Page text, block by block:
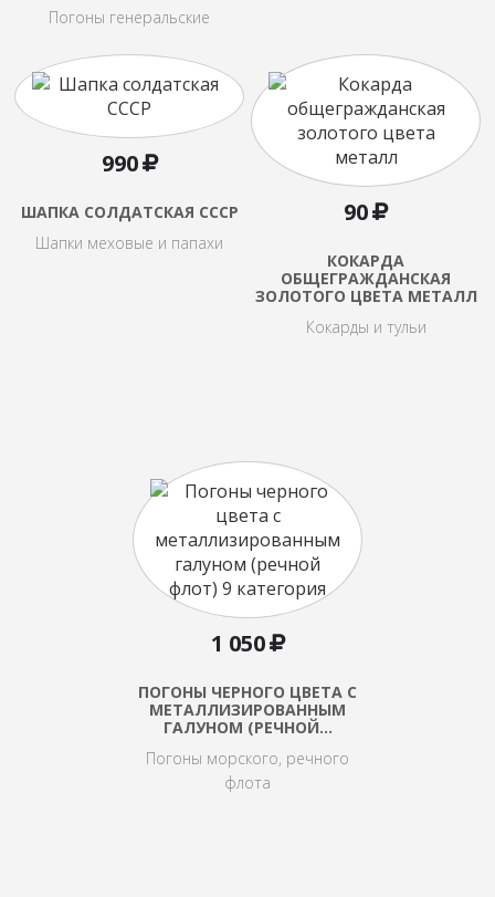
Погоны генеральские
990
ШАПКА СОЛДАТСКАЯ СССР
Шапки меховые и папахи
90
КОКАРДА
ОБЩЕГРАЖДАНСКАЯ
ЗОЛОТОГО ЦВЕТА МЕТАЛЛ
Кокарды и тульи
1 050
ПОГОНЫ ЧЕРНОГО ЦВЕТА С
МЕТАЛЛИЗИРОВАННЫМ
ГАЛУНОМ (РЕЧНОЙ…
Погоны морского, речного
флота